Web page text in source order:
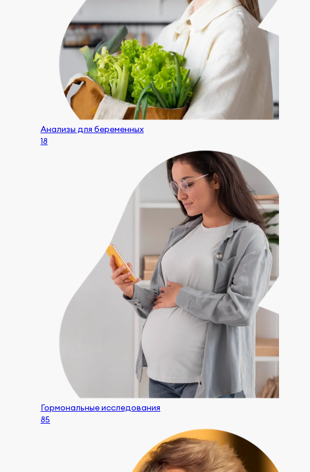
Анализы для беременных
18
Гормональные исследования
85